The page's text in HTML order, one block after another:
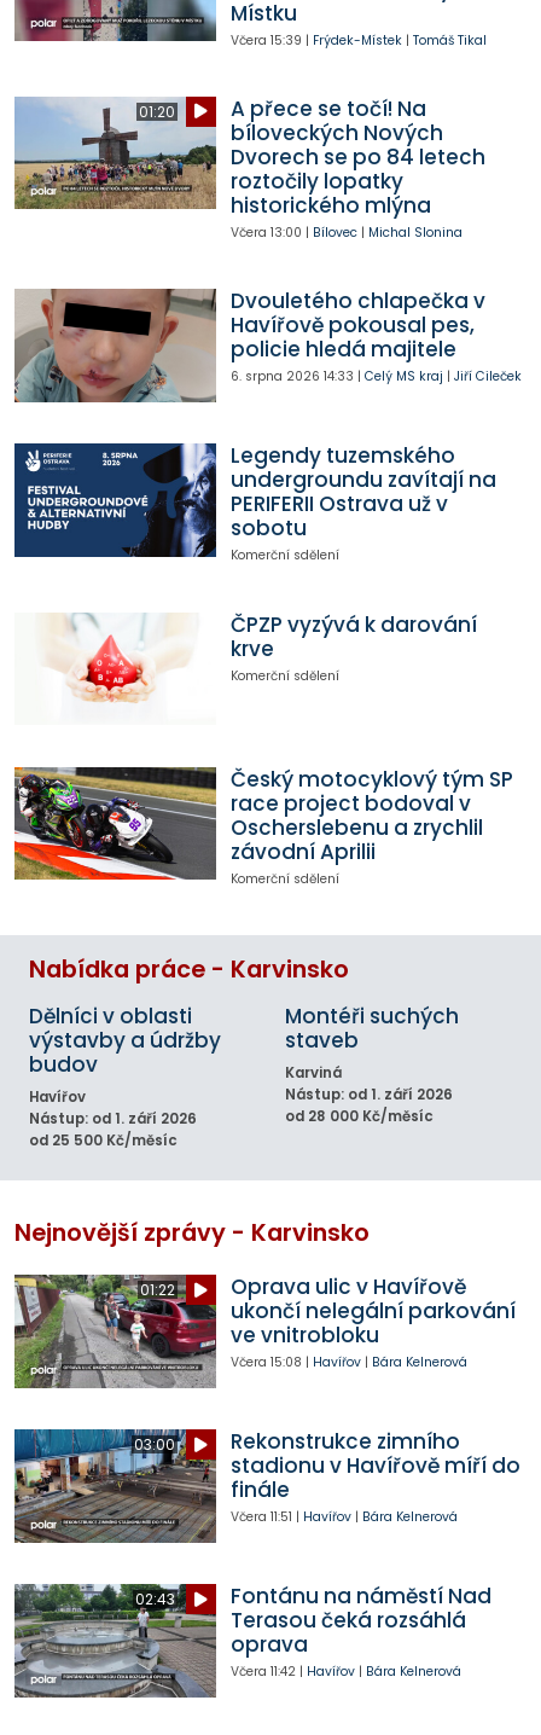
Místku
Včera 15:39 | Frýdek-Místek| Tomáš Tikal
01:20
A přece se točí! Na
bíloveckých Nových
Dvorech se po 84 letech
roztočily lopatky
historického mlýna
Včera 13:00 | Bílovec| Michal Slonina
Dvouletého chlapečka v
Havířově pokousal pes,
policie hledá majitele
6. srpna 2026 14:33 | Celý MS kraj | Jiří Cileček
Legendy tuzemského
undergroundu zavítají na
PERIFERII Ostrava už v
sobotu
Komerční sdělení
ČPZP vyzývá k darování
krve
Komerční sdělení
Český motocyklový tým SP
race project bodoval v
Oscherslebenu a zrychlil
závodní Aprilii
Komerční sdělení
Nabídka práce - Karvinsko
Dělníci v oblasti
výstavby a údržby
budov
Havířov
Nástup: od 1. září 2026
od 25 500 Kč/měsíc
Montéři suchých
staveb
Karviná
Nástup: od 1. září 2026
od 28 000 Kč/měsíc
Nejnovější zprávy - Karvinsko
01:22
Oprava ulic v Havířově
ukončí nelegální parkování
ve vnitrobloku
Včera 15:08 | Havířov| Bára Kelnerová
03:00
Rekonstrukce zimního
stadionu v Havířově míří do
finále
Včera 11:51 | Havířov| Bára Kelnerová
02:43
Fontánu na náměstí Nad
Terasou čeká rozsáhlá
oprava
Včera 11:42| Havířov| Bára Kelnerová